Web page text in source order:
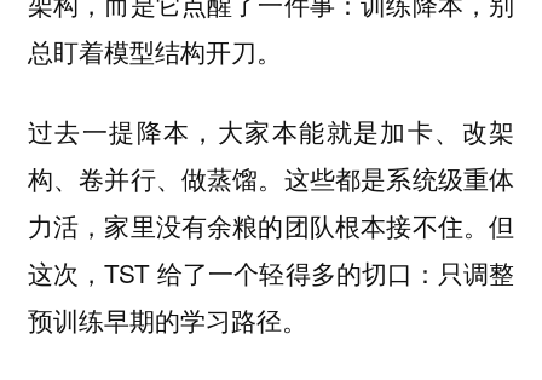
总盯着模型结构开刀。
过去一提降本，大家本能就是加卡、改架
构、卷并行、做蒸馏。这些都是系统级重体
力活，家里没有余粮的团队根本接不住。但
这次，TST 给了一个轻得多的切口： 只调整
预训练早期的学习路径。